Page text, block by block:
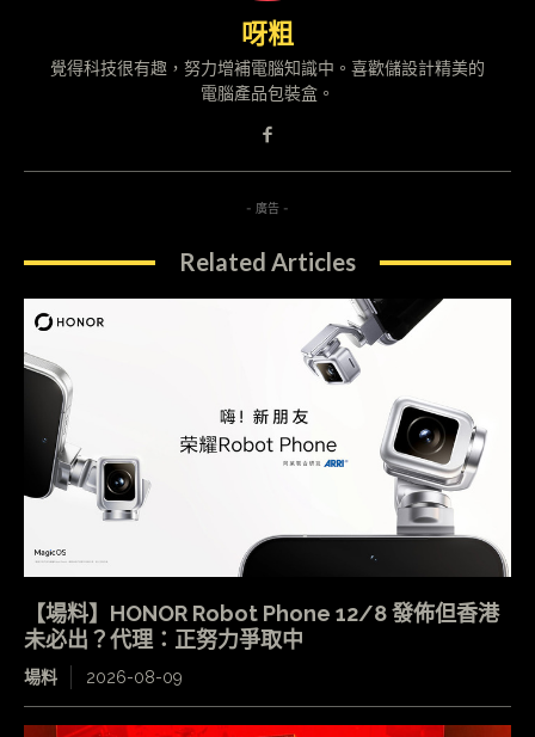
呀粗
覺得科技很有趣，努力增補電腦知識中。喜歡儲設計精美的
電腦產品包裝盒。
- 廣告 -
Related Articles
【場料】HONOR Robot Phone 12/8 發佈但香港
未必出？代理：正努力爭取中
場料 2026-08-09